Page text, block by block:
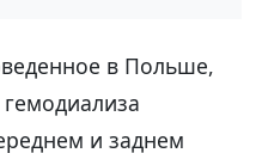
в Польше,
и заднем